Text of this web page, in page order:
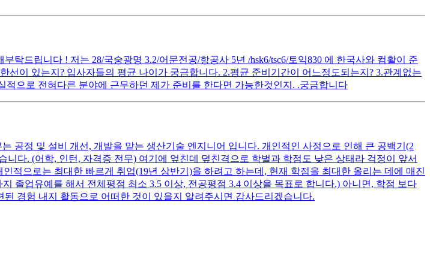
드립니다 ! 저는 28/국숭광명 3.2/어문전공/항공사 5년 /hsk6/tsc6/토익830 에 한국사와 컴활이 준
이 있는지? 입사자들의 평균 나이가 궁금합니다. 2.평균 준비기간이 어느정도되는지? 3.관계없는
으로 전혀다른 분야에 근무하던 제가 준비를 한다면 가능한것인지. .궁금합니다
공정 및 설비 개선, 개발을 맡는 생산기술 엔지니어 입니다. 개인적인 사정으로 인해 큰 공백기(2
다. (어학, 인턴, 자격증 전무) 여기에 엎친데 덮친격으로 학벌과 학점도 낮은 상태라 걱정이 앞서
적으로는 최대한 빠르게 취업(19년 상반기)을 하려고 하는데, 현재 학점을 최대한 올리는 데에 매진
졸업유예를 해서 전체평점 최소 3.5 이상, 전공평점 3.4 이상을 목표로 합니다.) 아니면, 학점 보다
경험 내지 활동으로 어떠한 것이 있을지 알려주시면 감사드리겠습니다.